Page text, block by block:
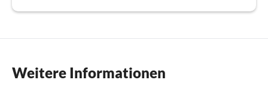
Weitere Informationen